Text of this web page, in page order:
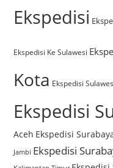
Ekspedisi
Ekspedisi Ke Sulawesi
Kota Ekspedisi
Ekspedisi
Aceh Ekspedisi
Jambi Ekspedisi